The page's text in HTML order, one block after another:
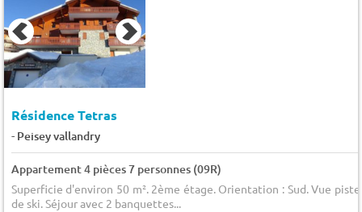
Résidence Tetras
- Peisey vallandry
Appartement 4 pièces 7 personnes (09R)
Superficie d'environ 50 m². 2ème étage. Orientation : Sud. Vue
de ski. Séjour avec 2 banquettes...